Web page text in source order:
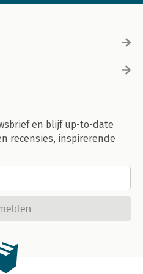
en blijf up-to-date
recensies, inspirerende